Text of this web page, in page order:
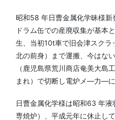
昭和58 年日曹金属化学昧様
ドラム缶での産廃収集が基本
生、当初10t車で旧会津スク
北の前身）まで運搬、今はな
（鹿児島県荒川商店奄美大島
まれ）で切断し電炉メ—力—に
日曹金属化学様は昭和63 年
専焼炉）、平成元年に休止し